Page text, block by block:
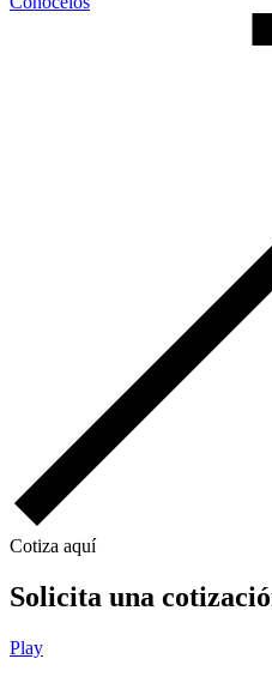
Cotiza aquí
Solicita una
Play